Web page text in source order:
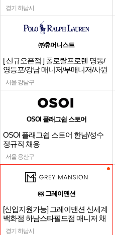
경기 하남시
㈜휴머니스트
[ 신규오픈점 ] 폴로랄프로렌 명동/
영등포/강남 매니저/부매니저/사원
서울 강남구
OSOI 플래그쉽 스토어
OSOI 플래그쉽 스토어 한남/성수
정규직 채용
서울 용산구
㈜ 그레이맨션
[신입지원가능] 그레이맨션 신세계
백화점 하남스타필드점 매니저 채
용
경기 하남시